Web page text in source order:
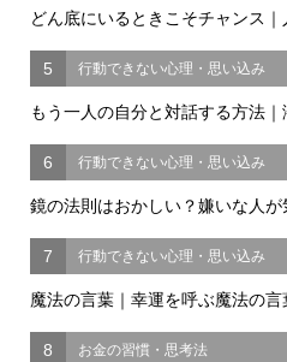
どん底にいるときこそチャンス
5 行動できない心理・思い込み
もう一人の自分と対話する方法
6 行動できない心理・思い込み
鏡の法則はおかしい？嫌いな人
7 行動できない心理・思い込み
魔法の言葉｜幸運を呼ぶ魔法の言
8 お金の習慣・思考法